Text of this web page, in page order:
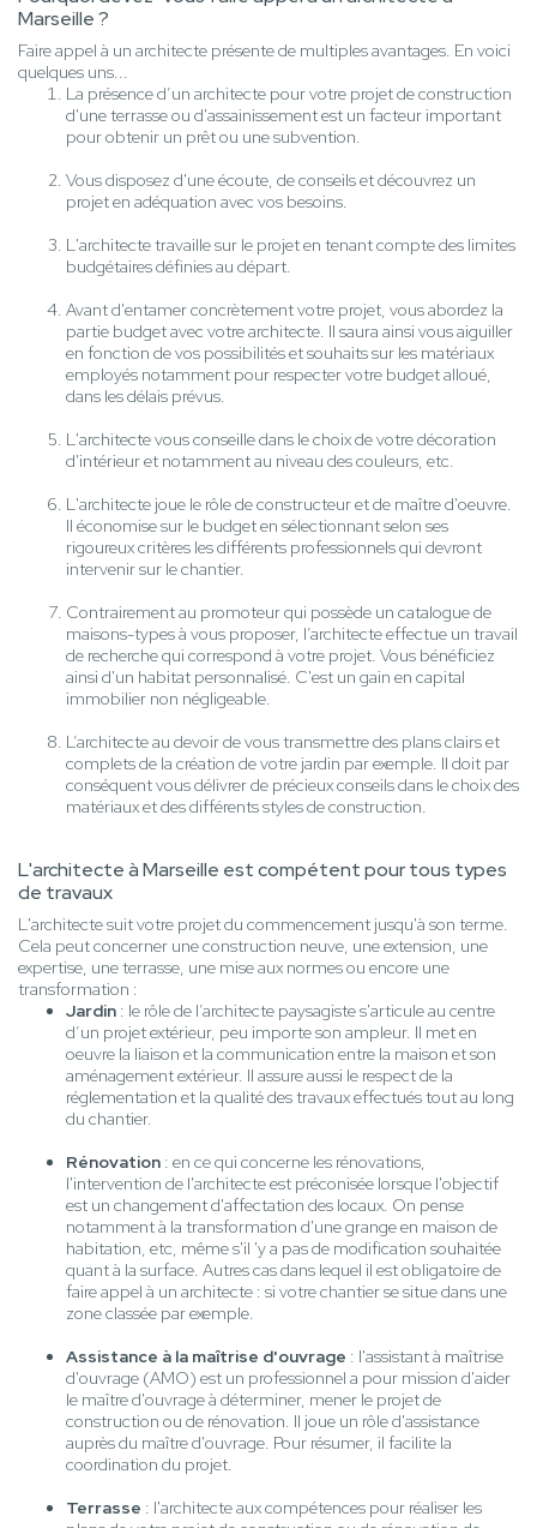
Marseille ?
Faire appel à un architecte présente de multiples avantages. En voici
quelques uns...
La présence d’un architecte pour votre projet de construction
d'une terrasse ou d'assainissement est un facteur important
pour obtenir un prêt ou une subvention.
Vous disposez d'une écoute, de conseils et découvrez un
projet en adéquation avec vos besoins.
L'architecte travaille sur le projet en tenant compte des limites
budgétaires définies au départ.
Avant d'entamer concrètement votre projet, vous abordez la
partie budget avec votre architecte. Il saura ainsi vous aiguiller
en fonction de vos possibilités et souhaits sur les matériaux
employés notamment pour respecter votre budget alloué,
dans les délais prévus.
L'architecte vous conseille dans le choix de votre décoration
d'intérieur et notamment au niveau des couleurs, etc.
L'architecte joue le rôle de constructeur et de maître d'oeuvre.
Il économise sur le budget en sélectionnant selon ses
rigoureux critères les différents professionnels qui devront
intervenir sur le chantier.
Contrairement au promoteur qui possède un catalogue de
maisons-types à vous proposer, l’architecte effectue un travail
de recherche qui correspond à votre projet. Vous bénéficiez
ainsi d'un habitat personnalisé. C'est un gain en capital
immobilier non négligeable.
L’architecte au devoir de vous transmettre des plans clairs et
complets de la création de votre jardin par exemple. Il doit par
conséquent vous délivrer de précieux conseils dans le choix des
matériaux et des différents styles de construction.
L'architecte à Marseille est compétent pour tous types
de travaux
L'architecte suit votre projet du commencement jusqu'à son terme.
Cela peut concerner une construction neuve, une extension, une
expertise, une terrasse, une mise aux normes ou encore une
transformation :
Jardin : le rôle de l’architecte paysagiste s'articule au centre
d’un projet extérieur, peu importe son ampleur. Il met en
oeuvre la liaison et la communication entre la maison et son
aménagement extérieur. Il assure aussi le respect de la
réglementation et la qualité des travaux effectués tout au long
du chantier.
Rénovation : en ce qui concerne les rénovations,
l'intervention de l'architecte est préconisée lorsque l'objectif
est un changement d'affectation des locaux. On pense
notamment à la transformation d'une grange en maison de
habitation, etc, même s'il 'y a pas de modification souhaitée
quant à la surface. Autres cas dans lequel il est obligatoire de
faire appel à un architecte : si votre chantier se situe dans une
zone classée par exemple.
Assistance à la maîtrise d'ouvrage : l'assistant à maîtrise
d'ouvrage (AMO) est un professionnel a pour mission d'aider
le maître d'ouvrage à déterminer, mener le projet de
construction ou de rénovation. Il joue un rôle d'assistance
auprès du maître d'ouvrage. Pour résumer, il facilite la
coordination du projet.
Terrasse : l'architecte aux compétences pour réaliser les